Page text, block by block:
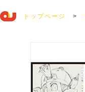
トップページ >